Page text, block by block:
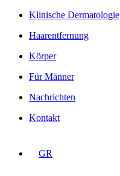
Klinische Dermatologie
Haarentfernung
Körper
Für Männer
Nachrichten
Kontakt
GR